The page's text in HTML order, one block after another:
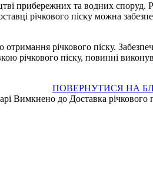
прибережних та водних споруд.
річкового піску можна
річкового піску.
річкового піску, повинні
ПОВЕРНУТИСЯ НА
Вимкнено до Доставка річкового